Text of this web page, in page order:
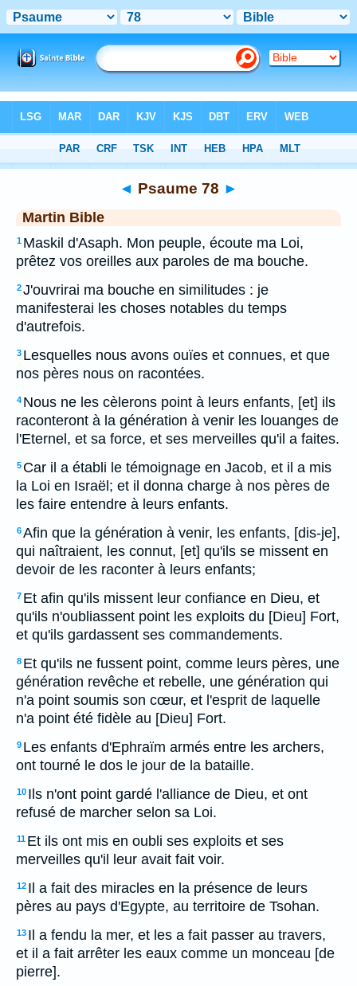
> Psaume 78
◄ Psaume 78 ►
Martin Bible
1 Maskil d'Asaph. Mon peuple, écoute ma Loi,
prêtez vos oreilles aux paroles de ma bouche.
2J'ouvrirai ma bouche en similitudes : je
manifesterai les choses notables du temps
d'autrefois.
3 Lesquelles nous avons ouïes et connues, et que
nos pères nous on racontées.
4 Nous ne les cèlerons point à leurs enfants, [et] ils
raconteront à la génération à venir les louanges de
l'Eternel, et sa force, et ses merveilles qu'il a faites.
5 Car il a établi le témoignage en Jacob, et il a mis
la Loi en Israël; et il donna charge à nos pères de
les faire entendre à leurs enfants.
6Afin que la génération à venir, les enfants, [dis-je],
qui naîtraient, les connut, [et] qu'ils se missent en
devoir de les raconter à leurs enfants;
7 Et afin qu'ils missent leur confiance en Dieu, et
qu'ils n'oubliassent point les exploits du [Dieu] Fort,
et qu'ils gardassent ses commandements.
8 Et qu'ils ne fussent point, comme leurs pères, une
génération revêche et rebelle, une génération qui
n'a point soumis son cœur, et l'esprit de laquelle
n'a point été fidèle au [Dieu] Fort.
9 Les enfants d'Ephraïm armés entre les archers,
ont tourné le dos le jour de la bataille.
10 Ils n'ont point gardé l'alliance de Dieu, et ont
refusé de marcher selon sa Loi.
11 Et ils ont mis en oubli ses exploits et ses
merveilles qu'il leur avait fait voir.
12 Il a fait des miracles en la présence de leurs
pères au pays d'Egypte, au territoire de Tsohan.
13 Il a fendu la mer, et les a fait passer au travers,
et il a fait arrêter les eaux comme un monceau [de
pierre].